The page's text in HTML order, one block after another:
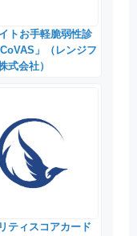
トお手軽脆弱性診
」（レンジフ
式会社）
ティスコアカード